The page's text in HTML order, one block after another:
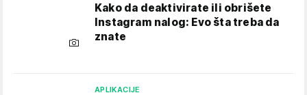
Kako da deaktivirate ili obrišete
Instagram nalog: Evo šta treba da
znate
APLIKACIJE